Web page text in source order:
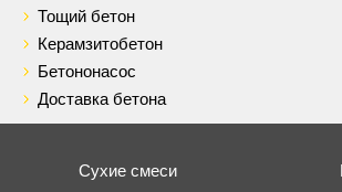
Тощий бетон
Керамзитобетон
Бетононасос
Доставка бетона
Сухие смеси